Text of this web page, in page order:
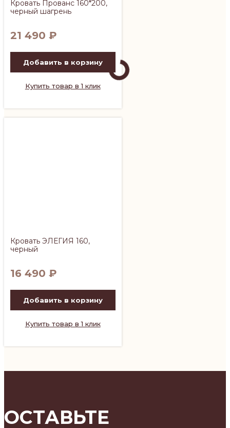
Кровать Прованс 160*200,
черный шагрень
21 490 ₽
Добавить в корзину
Купить товар в 1 клик
Кровать ЭЛЕГИЯ 160,
черный
16 490 ₽
Добавить в корзину
Купить товар в 1 клик
ОСТАВЬТЕ